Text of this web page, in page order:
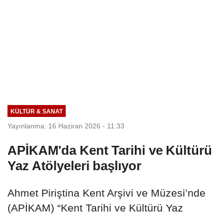
KÜLTÜR & SANAT
Yayınlanma: 16 Haziran 2026 - 11:33
APİKAM'da Kent Tarihi ve Kültürü
Yaz Atölyeleri başlıyor
Ahmet Piriştina Kent Arşivi ve Müzesi’nde
(APİKAM) “Kent Tarihi ve Kültürü Yaz